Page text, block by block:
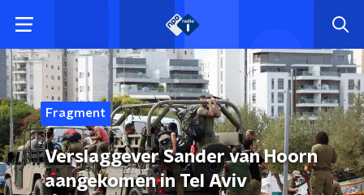
Fragment
Verslaggever Sander van Hoorn
aangekomen in Tel Aviv